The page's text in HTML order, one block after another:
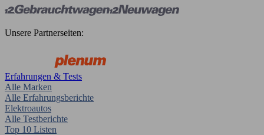
Unsere Partnerseiten:
Erfahrungen & Tests
Alle Marken
Alle Erfahrungsberichte
Elektroautos
Alle Testberichte
Top 10 Listen